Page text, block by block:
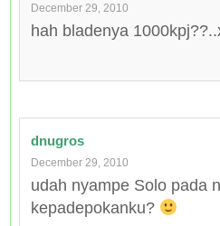
December 29, 2010
hah bladenya
dnugros
December 29, 2010
udah nyampe Solo pada
kepadepokanku?